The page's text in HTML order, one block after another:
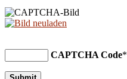
CAPTCHA Code*